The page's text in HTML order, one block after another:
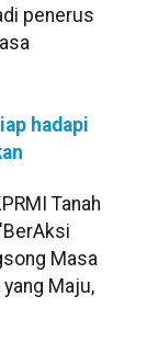
penerus
hadapi
Tanah
Masa
Maju,